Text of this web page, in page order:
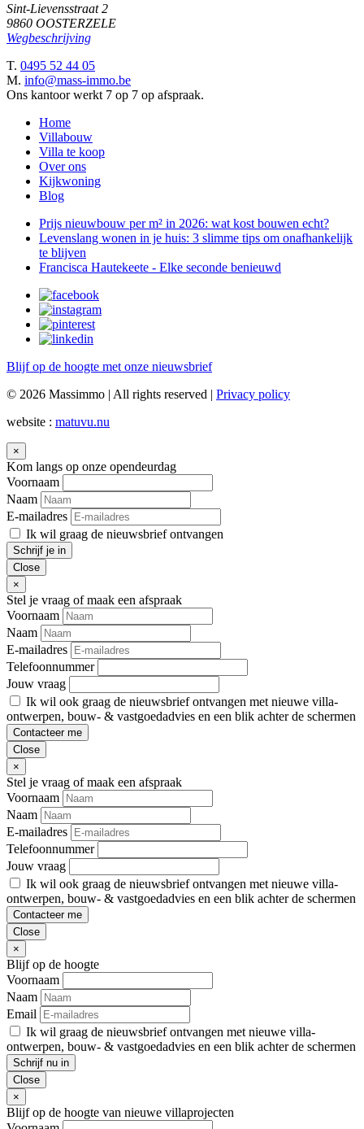
Sint-Lievensstraat 2
9860 OOSTERZELE
Wegbeschrijving
T. 0495 52 44 05
M. info@mass-immo.be
Ons kantoor werkt 7 op 7 op afspraak.
Home
Villabouw
Villa te koop
Over ons
Kijkwoning
Blog
Prijs nieuwbouw per m² in 2026: wat kost bouwen echt?
Levenslang wonen in je huis: 3 slimme tips om onafhankelijk
te blijven
Francisca Hautekeete - Elke seconde benieuwd
Blijf op de hoogte met onze nieuwsbrief
© 2026 Massimmo | All rights reserved | Privacy policy
website : matuvu.nu
×
Kom langs op onze opendeurdag
Voornaam
Naam
E-mailadres
Ik wil graag de nieuwsbrief ontvangen
Schrijf je in
Close
×
Stel je vraag of maak een afspraak
Voornaam
Naam
E-mailadres
Telefoonnummer
Jouw vraag
Ik wil ook graag de nieuwsbrief ontvangen met nieuwe villa-
ontwerpen, bouw- & vastgoedadvies en een blik achter de schermen
Contacteer me
Close
×
Stel je vraag of maak een afspraak
Voornaam
Naam
E-mailadres
Telefoonnummer
Jouw vraag
Ik wil ook graag de nieuwsbrief ontvangen met nieuwe villa-
ontwerpen, bouw- & vastgoedadvies en een blik achter de schermen
Contacteer me
Close
×
Blijf op de hoogte
Voornaam
Naam
Email
Ik wil graag de nieuwsbrief ontvangen met nieuwe villa-
ontwerpen, bouw- & vastgoedadvies en een blik achter de schermen
Schrijf nu in
Close
×
Blijf op de hoogte van nieuwe villaprojecten